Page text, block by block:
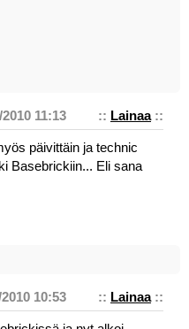
:: Lainaa::
11:13
päivittäin ja technic
Basebrickiin... Eli sana
:: Lainaa::
10:53